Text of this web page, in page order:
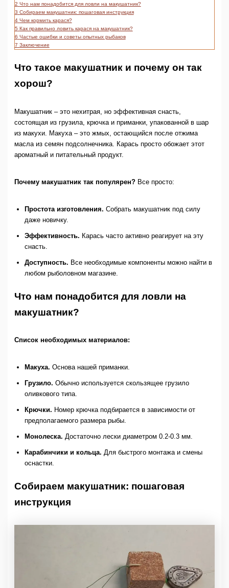
2 Что нам понадобится для ловли на макушатник?
3 Собираем макушатник: пошаговая инструкция
4 Чем кормить карася?
5 Как правильно ловить карася на макушатник?
6 Частые ошибки и советы опытных рыбаков
7 Заключение
Что такое макушатник и почему он так
хорош?
Макушатник – это нехитрая, но эффективная снасть,
состоящая из грузила, крючка и приманки, упакованной в шар
из макухи. Макуха – это жмых, остающийся после отжима
масла из семян подсолнечника. Карась просто обожает этот
ароматный и питательный продукт.
Почему макушатник так популярен?Все просто:
Простота изготовления. Собрать макушатник под силу
даже новичку.
Эффективность. Карась часто активно реагирует на эту
снасть.
Доступность. Все необходимые компоненты можно найти в
любом рыболовном магазине.
Что нам понадобится для ловли на
макушатник?
Список необходимых материалов:
Макуха. Основа нашей приманки.
Грузило. Обычно используется скользящее грузило
оливкового типа.
Крючки. Номер крючка подбирается в зависимости от
предполагаемого размера рыбы.
Монолеска. Достаточно лески диаметром 0.2-0.3 мм.
Карабинчики и кольца. Для быстрого монтажа и смены
оснастки.
Собираем макушатник: пошаговая
инструкция